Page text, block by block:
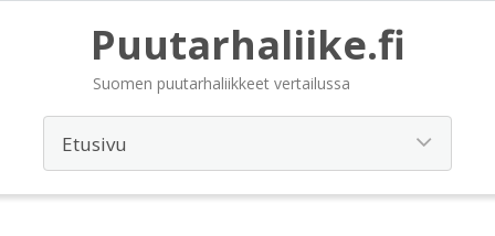
Puutarhaliike.fi
Suomen puutarhaliikkeet vertailussa